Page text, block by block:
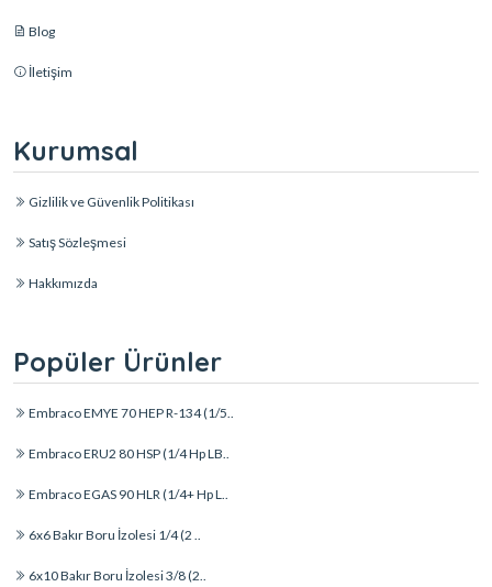
Blog
İletişim
Kurumsal
Gizlilik ve Güvenlik Politikası
Satış Sözleşmesi
Hakkımızda
Popüler Ürünler
Embraco EMYE 70 HEP R-134 (1/5..
Embraco ERU2 80 HSP (1/4 Hp LB..
Embraco EGAS 90 HLR (1/4+ Hp L..
6x6 Bakır Boru İzolesi 1/4 (2 ..
6x10 Bakır Boru İzolesi 3/8 (2..